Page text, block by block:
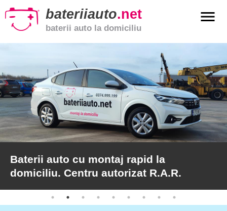
bateriiauto.net
baterii auto la domiciliu
menu
Baterii
moto
Baterii
de
camion
Baterii auto cu montaj rapid la
domiciliu. Centru autorizat R.A.R.